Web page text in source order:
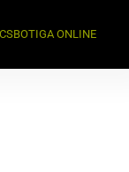
BOTIGA ONLINE